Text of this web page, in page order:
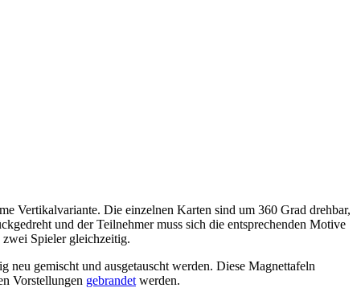
Vertikalvariante. Die einzelnen Karten sind um 360 Grad drehbar,
und der Teilnehmer muss sich die entsprechenden Motive
Spieler gleichzeitig.
gemischt und ausgetauscht werden. Diese Magnettafeln
Vorstellungen gebrandet werden.